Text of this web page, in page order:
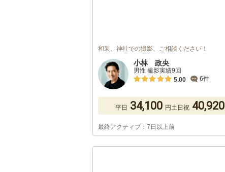
和装、神社での撮影、ご相談ください！
小林 政央
男性 撮影実績9回
5.00
6件
平日 34,100 円土日祝 40,920
最終アクティブ：7日以上前